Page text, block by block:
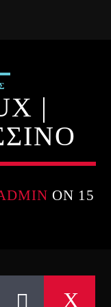
|
ON 15